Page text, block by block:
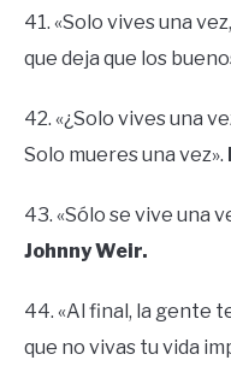
41. «Solo vives una
que deja que los
42. «¿Solo vives una
Solo mueres una vez».
43. «Sólo se vive una
Johnny Weir.
44. «Al final, la gente
que no vivas tu vida